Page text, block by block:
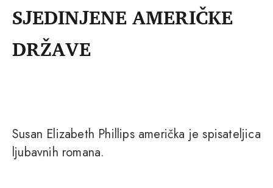
SJEDINJENE AMERIČKE
DRŽAVE
Susan Elizabeth Phillips američka je spisateljica
ljubavnih romana.